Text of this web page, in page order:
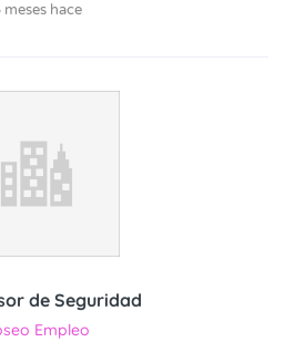
meses hace
de Seguridad
Empleo